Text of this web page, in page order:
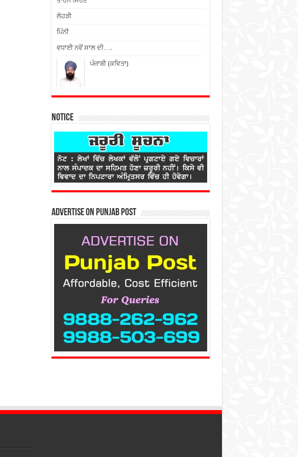
ਲੋਹੜੀ
ਪਿੰਨੀ
ਵਧਾਈ ਨਵੇਂ ਸਾਲ ਦੀ….
ਪੰਜਾਬੀ (ਕਵਿਤਾ)
Notice
Advertise on Punjab Post